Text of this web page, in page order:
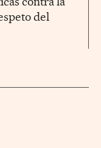
del